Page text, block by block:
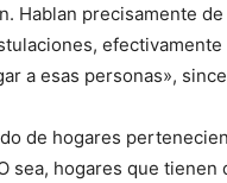
Hablan precisamente
efectivamente
a esas personas»,
de hogares
sea, hogares que tienen